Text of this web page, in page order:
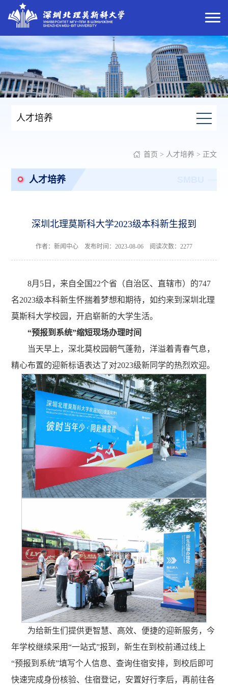
人才培养
首页 > 人才培养 > 正文
人才培养
深圳北理莫斯科大学2023级本科新生报到
作者：新闻中心 发布时间：2023-08-06 阅读次数： 2277
8月5日，来自全国22个省（自治区、直辖市）的747
名2023级本科新生怀揣着梦想和期待，如约来到深圳北理
莫斯科大学校园，开启崭新的大学生活。
“预报到系统”缩短现场办理时间
当天早上，深北莫校园朝气蓬勃，洋溢着青春气息，
精心布置的迎新标语表达了对2023级新同学的热烈欢迎。
为给新生们提供更智慧、高效、便捷的迎新服务，今
年学校继续采用“一站式”报到，新生在到校前通过线上
“预报到系统”填写个人信息、查询住宿安排，到校后即可
快速完成身份核验、住宿登记，安置好行李后，再前往各